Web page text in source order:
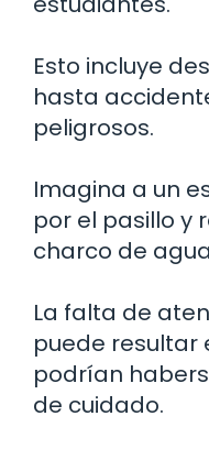
Esto incluye
hasta
peligrosos.
Imagina a un
por el pasillo y
charco de
La falta de
puede resultar
podrían
de cuidado.